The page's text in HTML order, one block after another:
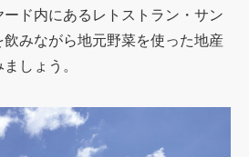
ド内にあるレトストラン・サン
みながら地元野菜を使った地産
しょう。